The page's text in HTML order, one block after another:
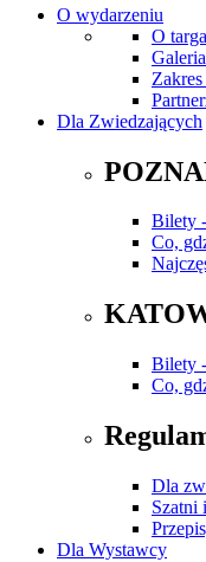
O wydarzeniu
O
Galeria
Dla Zwiedzających
Bilety
Co,
Bilety
Co,
Dla
Szatni
Dla Wystawcy